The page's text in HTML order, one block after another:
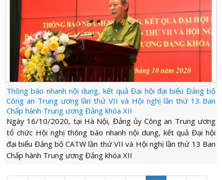
Thông báo nhanh nội dung, kết quả Đại hội đại biểu Đảng bộ
Công an Trung ương lần thứ VII và Hội nghị lần thứ 13 Ban
Chấp hành Trung ương Đảng khóa XII
Ngày 16/10/2020, tại Hà Nội, Đảng ủy Công an Trung ương
tổ chức Hội nghị thông báo nhanh nội dung, kết quả Đại hội
đại biểu Đảng bộ CATW lần thứ VII và Hội nghị lần thứ 13 Ban
Chấp hành Trung ương Đảng khóa XII